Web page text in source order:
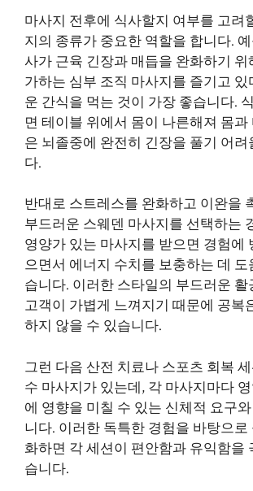
마사지 전후에 식사할지 여부를 고려
지의 종류가 중요한 역할을 합니다.
사가 근육 긴장과 매듭을 완화하기 위
가하는 심부 조직 마사지를 즐기고 있
운 간식을 먹는 것이 가장 좋습니다.
면 테이블 위에서 몸이 나른해져 몸과
은 뇌졸중에 완전히 긴장을 풀기 어려
다.
반대로 스트레스를 완화하고 이완을
부드러운 스웨덴 마사지를 선택하는
영양가 있는 마사지를 받으면 경험에
으면서 에너지 수치를 보충하는 데 도
습니다. 이러한 스타일의 부드러운 활
고객이 가볍게 느껴지기 때문에 공복
하지 않을 수 있습니다.
그런 다음 산전 치료나 스포츠 회복
수 마사지가 있는데, 각 마사지마다
에 영향을 미칠 수 있는 신체적 요구
니다. 이러한 독특한 경험을 바탕으로
화하면 각 세션이 편안함과 유익함을
습니다.